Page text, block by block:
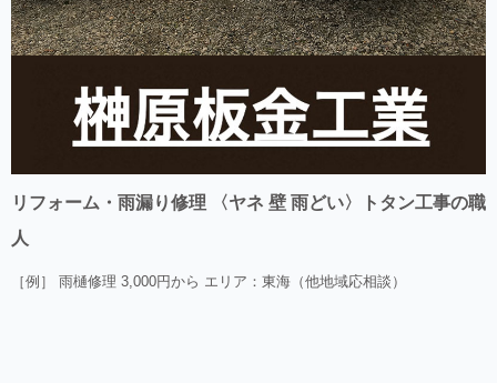
リフォーム・雨漏り修理 〈ヤネ 壁 雨どい〉トタン工事の職
人
［例］ 雨樋修理 3,000円から エリア：東海（他地域応相談）